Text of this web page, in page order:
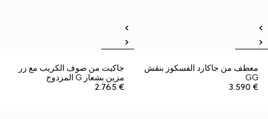
معطف من جاكارد الفسكوز بنقش
GG
€ 3.590
جاكيت من صوف الكريب مع زر
مزين بشعار G المزدوج
€ 2.765